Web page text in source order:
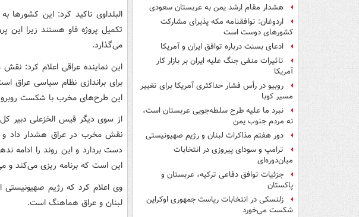
هشدار مقام ارشد یمن به عربستان سعودی
اردوغان: توافقنامه مکه پذیرای مشارکت
کشورهای دوست است
ادعای بسنت درباره توافق ایران و آمریکا
تاثیرات منفی جنگ علیه ایران بر بازار کار
آمریکا
روبیو در رأس فشار حداکثری آمریکا برای تغییر
مسیر کوبا
نبرد ما علیه طرح سلطه‌جویی عربستان است،
نه مردم جنوب یمن
دور هفتم مذاکرات لبنان و رژیم صهیونیستی
ترامپ و سودای پیروزی در انتخابات
میان‌دوره‌ای
جزئیات توافق دفاعی ترکیه، عربستان و
پاکستان
زلنسکی در انتخابات ریاست جمهوری اوکراین
شکست می‌خورد
البلداوی تاکید کرد: این کشورها
تکمیل پروژه فاو هستند زیرا این
می‌گذارد.
این نماینده عراقی اعلام کرد:
برای براندازی نظام سیاسی
این طرح‌های مخرب با شکست
از سوی دیگر قیس الخزعلی دبیر
نقش مخرب در عراق هشدار داد و
دست بردارد و این روند را ادامه
این است که برنامه ریزی می‌کند و
وی اعلام کرد که رژیم صهیونیستی
لبنان و عراق هماهنگ است.